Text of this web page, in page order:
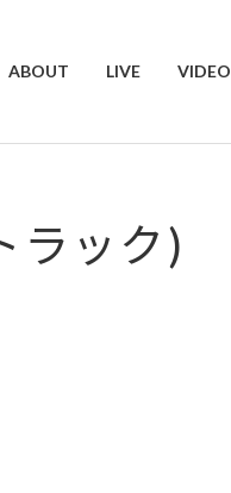
ABOUT LIVE VIDEO
ラック)